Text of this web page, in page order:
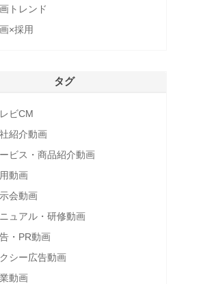
トレンド
×採用
タグ
ビCM
紹介動画
ビス・商品紹介動画
動画
会動画
ュアル・研修動画
・PR動画
シー広告動画
動画